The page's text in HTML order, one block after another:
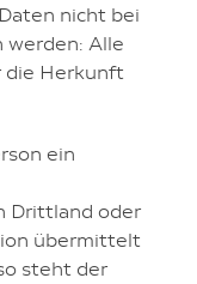
nicht bei
werden: Alle
die Herkunft
ein
Drittland oder
übermittelt
steht der